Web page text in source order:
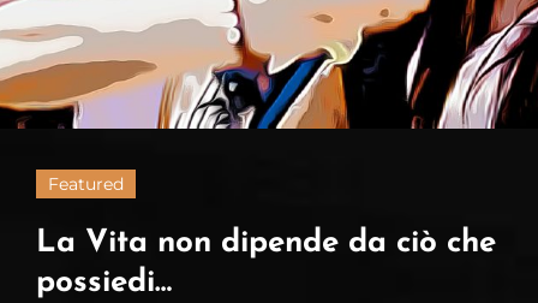
Featured
La Vita non dipende da ciò che
possiedi…